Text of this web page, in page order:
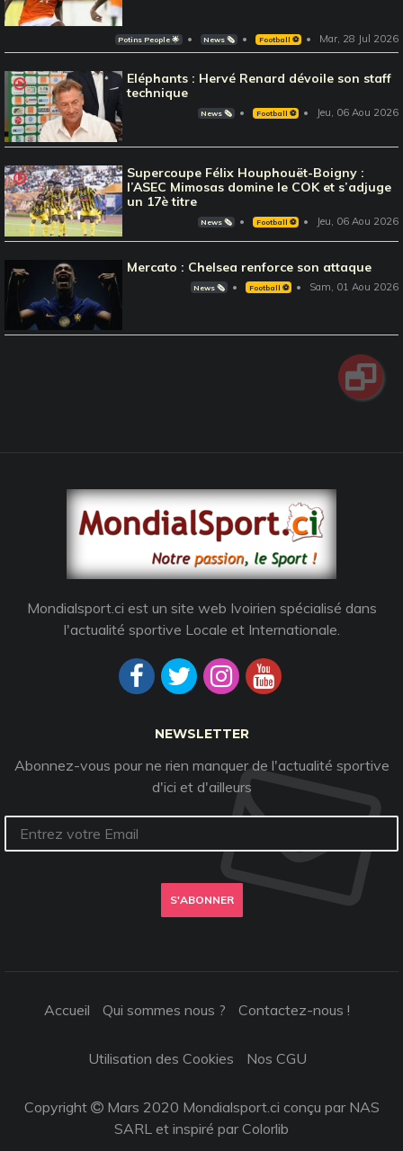
Potins People 🌟 News 🗞️ Football ⚽️ Mar, 28 Jul 2026
Eléphants : Hervé Renard dévoile son staff
technique
News 🗞️ Football ⚽️ Jeu, 06 Aou 2026
Supercoupe Félix Houphouët-Boigny :
l’ASEC Mimosas domine le COK et s’adjuge
un 17è titre
News 🗞️ Football ⚽️ Jeu, 06 Aou 2026
Mercato : Chelsea renforce son attaque
News 🗞️ Football ⚽️ Sam, 01 Aou 2026
Mondialsport.ci est un site web Ivoirien spécialisé dans
l'actualité sportive Locale et Internationale.
NEWSLETTER
Abonnez-vous pour ne rien manquer de l'actualité sportive
d'ici et d'ailleurs
S'ABONNER
Accueil Qui sommes nous ? Contactez-nous !
Utilisation des Cookies Nos CGU
Copyright
Mars 2020 Mondialsport.ci conçu par NAS
SARL et inspiré parColorlib